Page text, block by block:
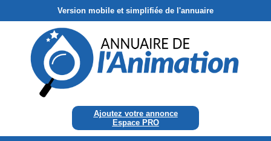
Version mobile et simplifiée de l'annuaire
Ajoutez votre annonce
Espace PRO